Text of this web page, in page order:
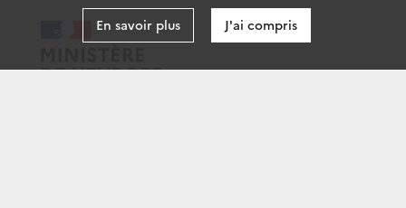
En savoir plus J'ai compris